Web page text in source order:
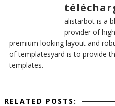
alistarbot is a
provider of
premium looking layout and
of templatesyard is to provide
templates.
RELATED POSTS: